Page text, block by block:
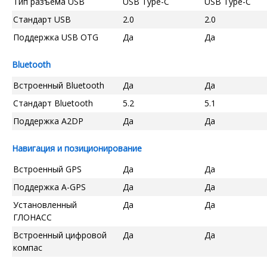
Стандарт USB
2.0
2.0
Поддержка USB OTG
Да Да
Bluetooth
Встроенный Bluetooth
Да
Да
Стандарт Bluetooth
5.2
5.1
Поддержка A2DP
Да Да
Навигация и позиционирование
Встроенный GPS
Да
Да
Поддержка A-GPS
Да
Да
Установленный
ГЛОНАСС
Да Да
Встроенный цифровой
компас
Да Да